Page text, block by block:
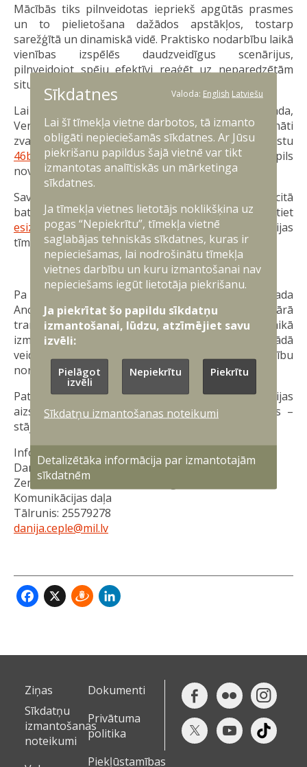
Mācībās tiks pilnveidotas iepriekš apgūtās prasmes
un to pielietošana dažādos apstākļos, tostarp
sarežģītā un dinamiskā vidē. Praktisko nodarbību laikā
vienības izspēlēs daudzveidīgus scenārijus,
pilnveidojot spēju efektīvi reaģēt uz neparedzētām
situācijām un pielāgoties mainīgajiem apstākļiem.
Lai pieteiktos dienestam Zemessardzē, Talsu novada,
Ventspils valstspilsētas un novada iedzīvotāji aicināti
zvanīt uz tālruni 25627389 vai rakstīt uz e-pastu
46bn@mil.lv, vai personīgi ierasties vienībā – Ventspils
novads, Vārves pagasts “Vanagi”.
Savukārt, lai iestātos Zemessardzē jebkurā citā
bataljonā – zvaniet 1811, rakstiet
esizemessargs@mil.lv. Vairāk informācijas
tīmekļvietnēwww.klustikaravirs.lv.
Iedzīvotāju ievērībai!
Pa koplietošanas un meža ceļiem Ventspils novada
Ances pagastā iespējama karavīru un militārā
transporta īslaicīga pārvietošanās. Mācību laikā
izmantos mācību munīcija, kas rada skaņu, bet nekādā
veidā neapdraud cilvēku dzīvību vai veselību. Mācību
norises vietas pēc mācībām tiks sakoptas.
Pateicamies iedzīvotājiem par atbalstu Latvijas
aizsardzības stiprināšanā. Esi savas zemes sargs –
stājies Zemessardzē!
Informāciju sagatavoja:
Danija Ceple
Zemessardzes 4. Kurzemes brigādes štāba
Komunikācijas daļa
Tālrunis: 25579278
danija.ceple@mil.lv
Facebook
X Draugiem
Ziņas
Dokumenti
Sīkdatņu
izmantošanas
noteikumi
Privātuma
politika
Piekļūstamības
Sīkdatnes Valoda: English Latviešu
Lai šī tīmekļa vietne darbotos, tā izmanto
obligāti nepieciešamās sīkdatnes. Ar Jūsu
piekrišanu papildus šajā vietnē var tikt
izmantotas analītiskās un mārketinga
sīkdatnes.
Ja tīmekļa vietnes lietotājs noklikšķina uz
pogas “Nepiekrītu”, tīmekļa vietnē
saglabājas tehniskās sīkdatnes, kuras ir
nepieciešamas, lai nodrošinātu tīmekļa
vietnes darbību un kuru izmantošanai nav
nepieciešams iegūt lietotāja piekrišanu.
Ja piekrītat šo papildu sīkdatņu
izmantošanai, lūdzu, atzīmējiet savu
izvēli:
Pielāgot
izvēli
Nepiekrītu Piekrītu
Sīkdatņu izmantošanas noteikumi
Detalizētāka informācija par izmantotajām
sīkdatnēm